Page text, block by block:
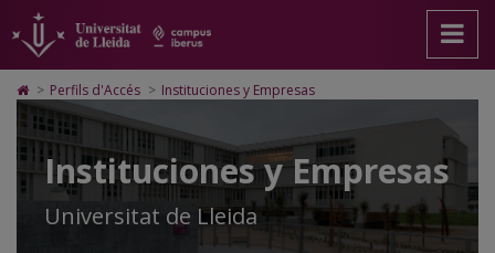
Instituciones
y
Empresas
pàgina
principal.
Universitat
Lleida
contingut
principal
pàgina
Mapa
Web.
Universitat
Lleida
Cerca
Accessibilitat.
Universitat
Lleida
Icono
de
Home
para
página
> Perfils d'Accés > Instituciones y Empresas
Instituciones y Empresas
Universitat de Lleida